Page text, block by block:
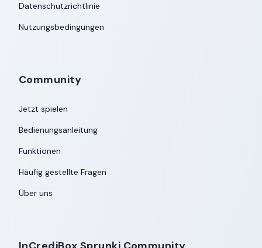
Datenschutzrichtlinie
Nutzungsbedingungen
Community
Jetzt spielen
Bedienungsanleitung
Funktionen
Häufig gestellte Fragen
Über uns